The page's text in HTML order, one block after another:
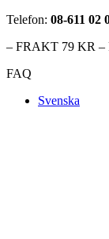
Telefon: 08-611 02
– FRAKT 79 KR –
FAQ
Svenska